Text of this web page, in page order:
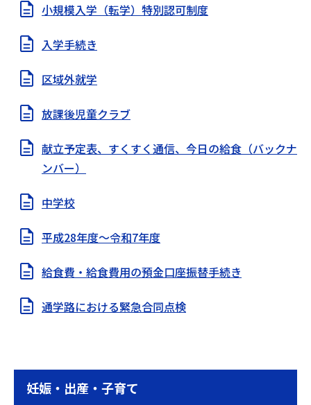
小規模入学（転学）特別認可制度
入学手続き
区域外就学
放課後児童クラブ
献立予定表、すくすく通信、今日の給食（バックナ
ンバー）
中学校
平成28年度～令和7年度
給食費・給食費用の預金口座振替手続き
通学路における緊急合同点検
妊娠・出産・子育て